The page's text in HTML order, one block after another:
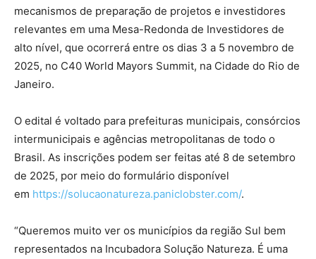
mecanismos de preparação de projetos e investidores
relevantes em uma Mesa-Redonda de Investidores de
alto nível, que ocorrerá entre os dias 3 a 5 novembro de
2025, no C40 World Mayors Summit, na Cidade do Rio de
Janeiro.
O edital é voltado para prefeituras municipais, consórcios
intermunicipais e agências metropolitanas de todo o
Brasil. As inscrições podem ser feitas até 8 de setembro
de 2025, por meio do formulário disponível
em https://solucaonatureza.paniclobster.com/.
“Queremos muito ver os municípios da região Sul bem
representados na Incubadora Solução Natureza. É uma